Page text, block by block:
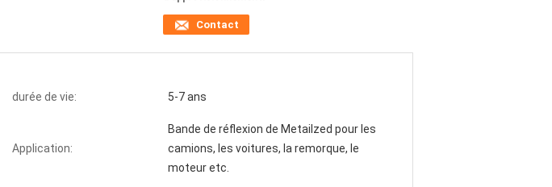
Contact
durée de vie: 5-7 ans
Application:
Bande de réflexion de Metailzed pour les
camions, les voitures, la remorque, le
moteur etc.